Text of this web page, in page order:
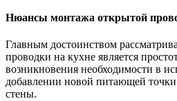
Нюансы монтажа открытой
Главным достоинством
проводки на кухне является
возникновения необходимости в
добавлении новой питающей точки
стены.